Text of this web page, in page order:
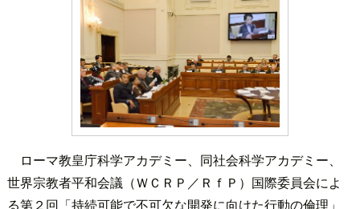
ローマ教皇庁科学アカデミー、同社会科学アカデミー、
世界宗教者平和会議（ＷＣＲＰ／ＲｆＰ）国際委員会によ
る第２回「持続可能で不可欠な開発に向けた行動の倫理」